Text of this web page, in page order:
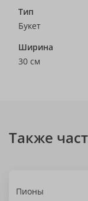
Тип
Букет
Ширина
30 см
Также
Пионы